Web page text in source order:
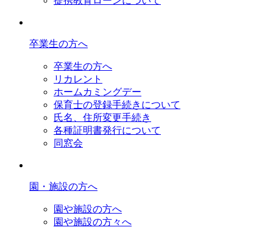
卒業生の方へ
卒業生の方へ
リカレント
ホームカミングデー
保育士の登録手続きについて
氏名、住所変更手続き
各種証明書発行について
同窓会
園・施設の方へ
園や施設の方へ
園や施設の方々へ